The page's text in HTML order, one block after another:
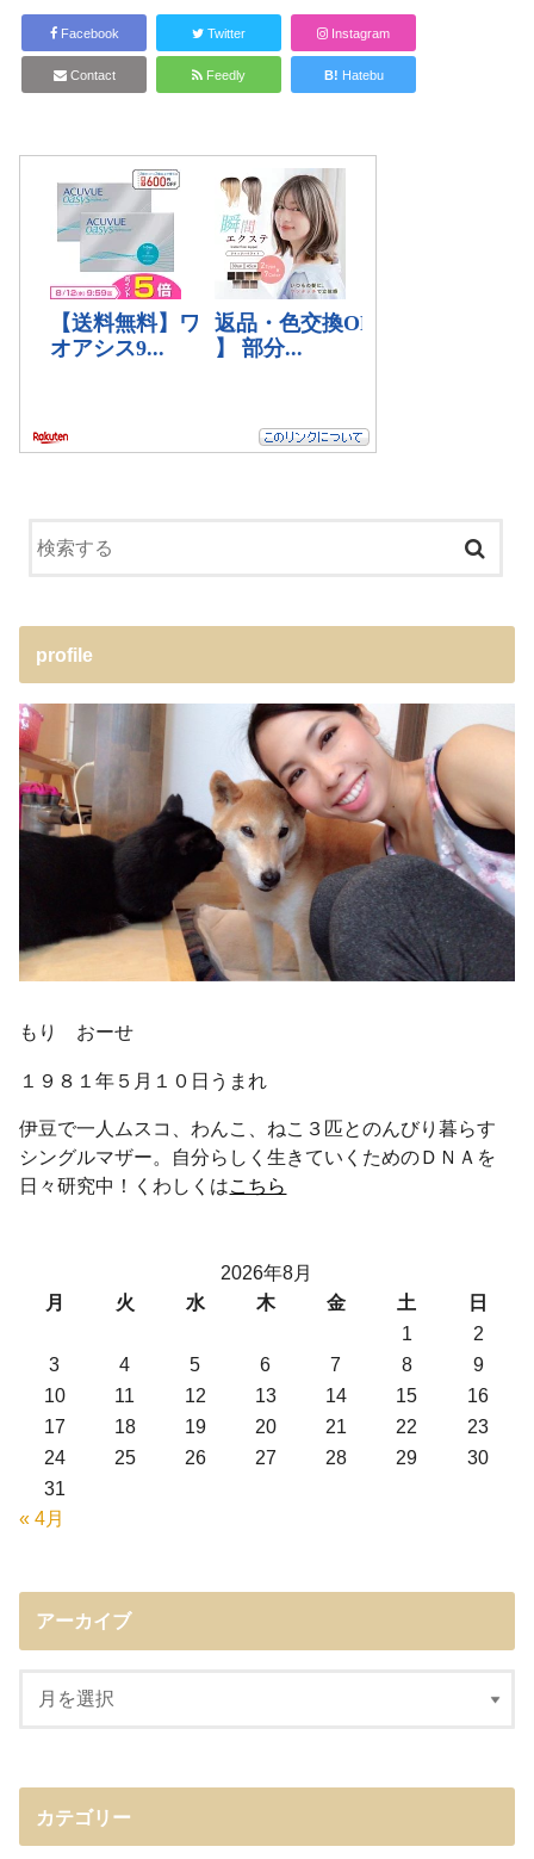
Facebook Twitter Instagram
Contact Feedly B! Hatebu
profile
もり おーせ
１９８１年５月１０日うまれ
伊豆で一人ムスコ、わんこ、ねこ３匹とのんびり暮らす
シングルマザー。自分らしく生きていくためのＤＮＡを
日々研究中！くわしくはこちら
2026年8月
月
火 水 木 金 土
日
1
2
3
4 5 6 7 8
9
10
11 12 13 14 15
16
17
18 19 20 21 22
23
24
25 26 27 28 29
30
31
« 4月
アーカイブ
カテゴリー